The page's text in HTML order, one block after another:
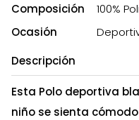
Composición
100%
Ocasión
Descripción
Esta Polo deportiva
niño se sienta